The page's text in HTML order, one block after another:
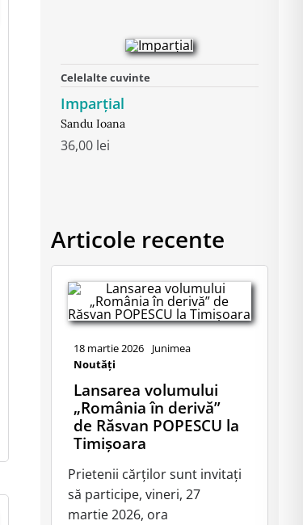
Celelalte cuvinte
Imparțial
Sandu Ioana
36,00 lei
Articole recente
18 martie 2026
Junimea
Noutăţi
Lansarea volumului
„România în derivă”
de Răsvan POPESCU la
Timişoara
Prietenii cărților sunt invitați
să participe, vineri, 27
martie 2026, ora